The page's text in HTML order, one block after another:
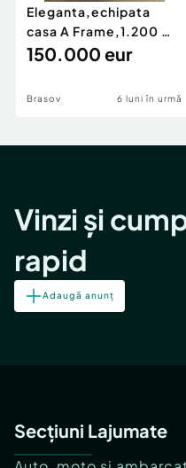
Eleganta,echipata
casa A Frame,1.200 mp
teren,deschidere Pia
150.000 eur
Brasov 6 luni în urmă
Vinzi și
rapid
Adaugă anunț
Secțiuni Lajumate